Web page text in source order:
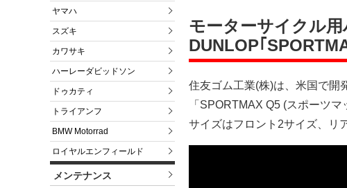
ヤマハ
スズキ
カワサキ
ハーレーダビッドソン
ドゥカティ
トライアンフ
BMW Motorrad
ロイヤルエンフィールド
メンテナンス
モーターサイクル
DUNLOP｢
住友ゴム工業(株)は、米国で開
「SPORTMAX Q5 (スポーツ
サイズはフロント2サイズ、リ